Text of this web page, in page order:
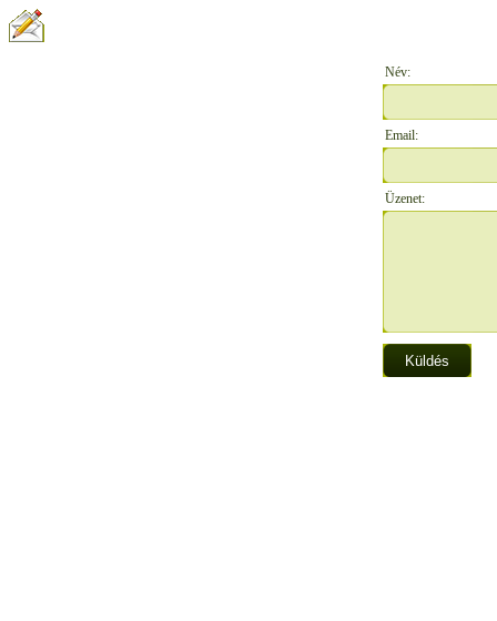
Név:
Email:
Üzenet: